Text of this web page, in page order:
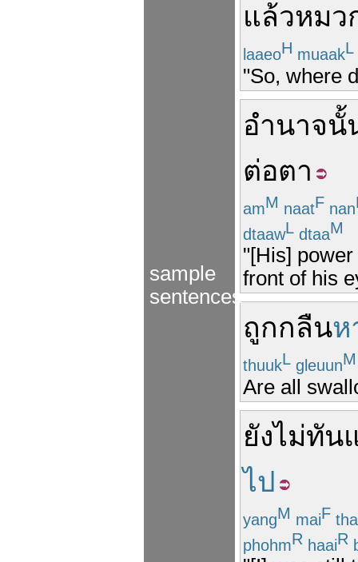
sample
sentences
แล้วหมว
laaeoH muaakL
"So, where
อำนาจนั้
ต่อตา
amM naatF nan
dtaawL dtaaM
"[His]
front of his
ถูกกลืนห
thuukL gleuunM
Are all
ยังไม่ทัน
ไป
yangM maiF
phohmR haaiR